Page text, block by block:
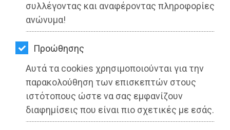
συλλέγοντας και αναφέροντας πληροφορίες
ανώνυμα!
Προώθησης
Αυτά τα cookies χρησιμοποιούνται για την
παρακολούθηση των επισκεπτών στους
ιστότοπους ώστε να σας εμφανίζουν
διαφημίσεις που είναι πιο σχετικές με εσάς.
ΠΕΡΙΒΑΛΛΟΝ
ΚΑΤΟΙΚΙΔΙΟ
ΑΓΓΕΛΙΕΣ
ΕΦΗΜΕΡΙΔΕΣ
OΔΗΓΟΣ
ΑΓΟΡΑΣ
Απάντηση της «Συμμαχίας» στον
Δήμαρχο Μαραθώνα κ. Τσίρκα
Διαβάστηκε 5050 φορές